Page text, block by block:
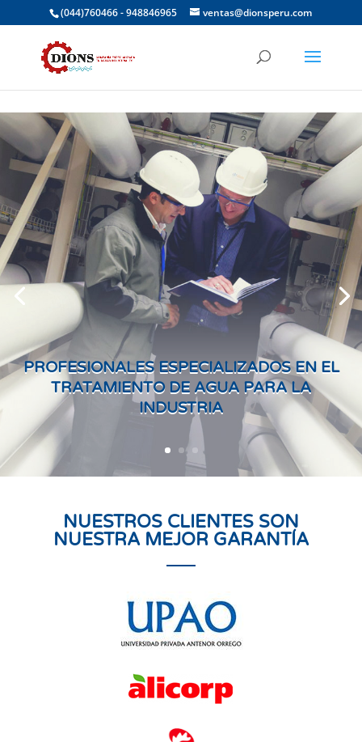
(044)760466 - 948846965 ventas@dionsperu.com
PROFESIONALES ESPECIALIZADOS EN EL
TRATAMIENTO DE AGUA PARA LA
INDUSTRIA
NUESTROS CLIENTES SON
NUESTRA MEJOR GARANTÍA